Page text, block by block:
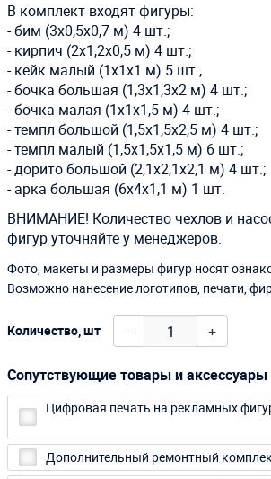
В комплект входят фигуры:
- бим (3х0,5х0,7 м) 4 шт.;
- кирпич (2х1,2х0,5 м) 4 шт.;
- кейк малый (1х1х1 м) 5 шт.,
- бочка большая (1,3х1,3х2 м) 4 шт.;
- бочка малая (1х1х1,5 м) 4 шт.;
- темпл большой (1,5х1,5х2,5 м) 4 шт.;
- темпл малый (1,5х1,5х1,5 м) 6 шт.;
- дорито большой (2,1х2,1х2,1 м) 4 шт.;
- арка большая (6х4х1,1 м) 1 шт.
ВНИМАНИЕ! Количество чехлов и
фигур уточняйте у менеджеров.
Фото, макеты и размеры фигур носят
Возможно нанесение логотипов, печати,
Количество, шт - +
Сопутствующие товары и аксессуары
Цифровая печать на рекламных
Дополнительный ремонтный